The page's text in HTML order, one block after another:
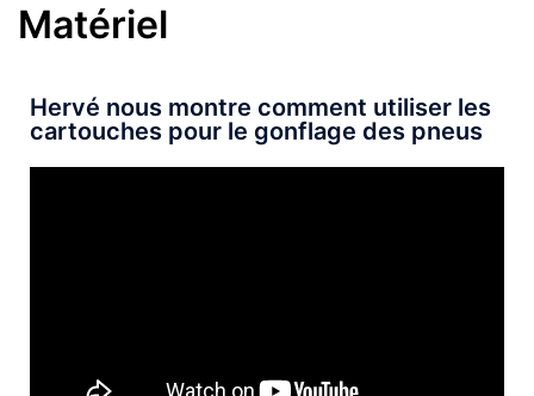
Matériel
Hervé nous montre comment utiliser les
cartouches pour le gonflage des pneus